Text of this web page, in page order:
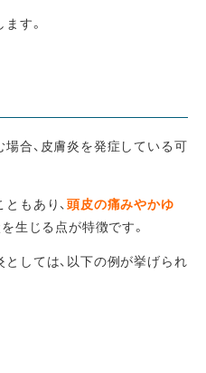
す。
合、皮膚炎を発症している可
もあり、頭皮の痛みやかゆ
生じる点が特徴です。
しては、以下の例が挙げられ